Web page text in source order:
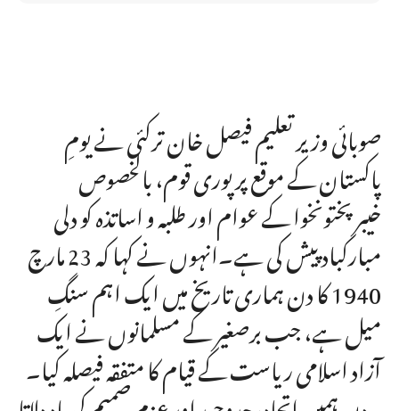
صوبائی وزیر تعلیم فیصل خان ترکئی نے یومِ
پاکستان کے موقع پر پوری قوم، بالخصوص
خیبرپختونخوا کے عوام اور طلبہ و اساتذہ کو دلی
مبارکباد پیش کی ہے۔انہوں نے کہا کہ 23 مارچ
1940 کا دن ہماری تاریخ میں ایک اہم سنگِ
میل ہے، جب برصغیر کے مسلمانوں نے ایک
آزاد اسلامی ریاست کے قیام کا متفقہ فیصلہ کیا۔